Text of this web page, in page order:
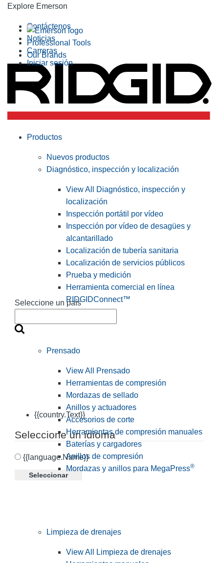
Explore Emerson
Professional Tools
Our Brands
Contáctenos
Noticias
Carreras
Iniciar sesión
Seleccione un país
{{country.Text}}
Seleccione un idioma
{{language.Name}}
Seleccionar
Productos
Nuevos productos
Diagnóstico, inspección y localización
View All Diagnóstico, inspección y
localización
Inspección portátil por vídeo
Inspección por vídeo de desagües y
alcantarillado
Localización de tubería sanitaria
Localización de servicios públicos
Prueba y medición
Herramienta comercial en línea
RIDGIDConnect™
Prensado
View All Prensado
Herramientas de compresión
Mordazas de sellado
Anillos y actuadores
Accesorios de corte
Herramientas de compresión manuales
Baterías y cargadores
Anillos de compresión
Mordazas y anillos para MegaPress®
Limpieza de drenajes
View All Limpieza de drenajes